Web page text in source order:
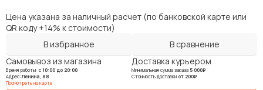
Цена указана за наличный расчет (по банковской карте или
QR коду +14% к стоимости)
Самовывоз из магазина
Время работы: с 10:00 до 20:00
Адрес:Ленина, 88
Посмотреть на карте
Доставка курьером
Минимальная сумма заказа5 000₽
Стоимость доставки от 200₽